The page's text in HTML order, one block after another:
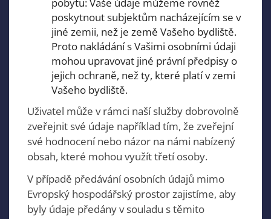
pobytu: Vaše údaje můžeme rovněž
poskytnout subjektům nacházejícím se v
jiné zemii, než je země Vašeho bydliště.
Proto nakládání s Vašimi osobními údaji
mohou upravovat jiné právní předpisy o
jejich ochraně, než ty, které platí v zemi
Vašeho bydliště.
Uživatel může v rámci naší služby dobrovolně
zveřejnit své údaje například tím, že zveřejní
své hodnocení nebo názor na námi nabízený
obsah, které mohou využít třetí osoby.
V případě předávání osobních údajů mimo
Evropský hospodářský prostor zajistíme, aby
byly údaje předány v souladu s těmito